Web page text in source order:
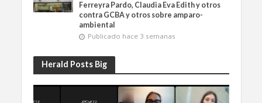
Ferreyra Pardo, Claudia Eva Edith y otros
contra GCBA y otros sobre amparo-
ambiental
Publicado hace 3 semanas
Herald Posts Big